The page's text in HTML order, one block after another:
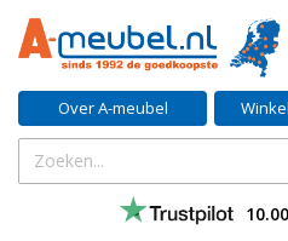
Over A-meubel